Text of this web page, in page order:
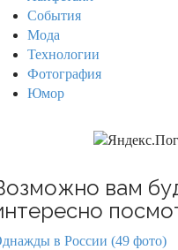
События
Мода
Технологии
Фотография
Юмор
вам
в России (49 фото)